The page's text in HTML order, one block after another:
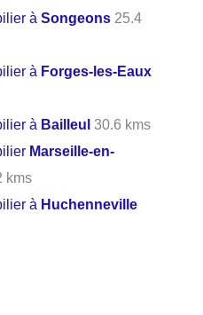
àSongeons 25.4
à Forges-les-Eaux
à Bailleul 30.6 kms
Marseille-en-
kms
à Huchenneville